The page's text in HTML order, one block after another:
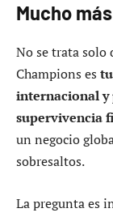
Mucho
No se trata solo
Champions es
internacional
supervivencia
un negocio
sobresaltos.
La pregunta es